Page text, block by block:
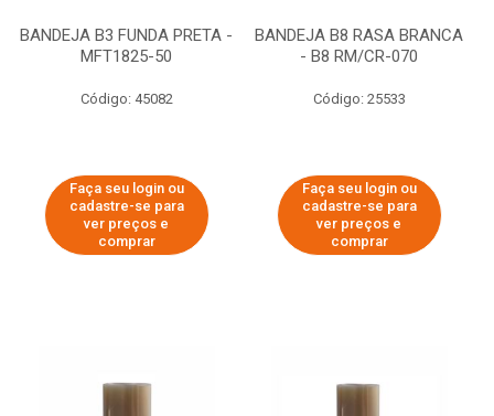
BANDEJA B3 FUNDA PRETA -
MFT1825-50
Código: 45082
Faça seu login ou
cadastre-se para
ver preços e
comprar
BANDEJA B8 RASA BRANCA
- B8 RM/CR-070
Código: 25533
Faça seu login ou
cadastre-se para
ver preços e
comprar